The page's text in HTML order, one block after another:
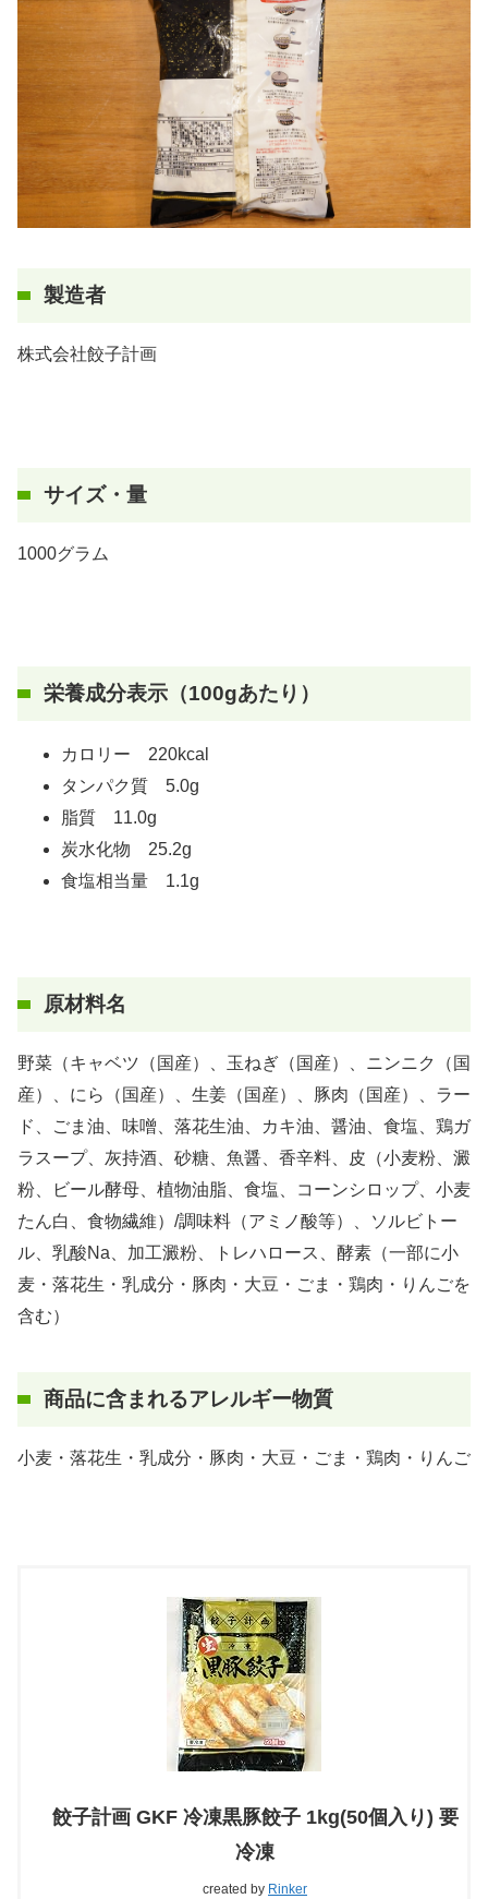
製造者
株式会社餃子計画
サイズ・量
1000グラム
栄養成分表示（100gあたり）
カロリー 220kcal
タンパク質 5.0g
脂質 11.0g
炭水化物 25.2g
食塩相当量 1.1g
原材料名
野菜（キャベツ（国産）、玉ねぎ（国産）、ニンニク（国
産）、にら（国産）、生姜（国産）、豚肉（国産）、ラー
ド、ごま油、味噌、落花生油、カキ油、醤油、食塩、鶏ガ
ラスープ、灰持酒、砂糖、魚醤、香辛料、皮（小麦粉、澱
粉、ビール酵母、植物油脂、食塩、コーンシロップ、小麦
たん白、食物繊維）/調味料（アミノ酸等）、ソルビトー
ル、乳酸Na、加工澱粉、トレハロース、酵素（一部に小
麦・落花生・乳成分・豚肉・大豆・ごま・鶏肉・りんごを
含む）
商品に含まれるアレルギー物質
小麦・落花生・乳成分・豚肉・大豆・ごま・鶏肉・りんご
餃子計画 GKF 冷凍黒豚餃子 1kg(50個入り) 要
冷凍
created by Rinker